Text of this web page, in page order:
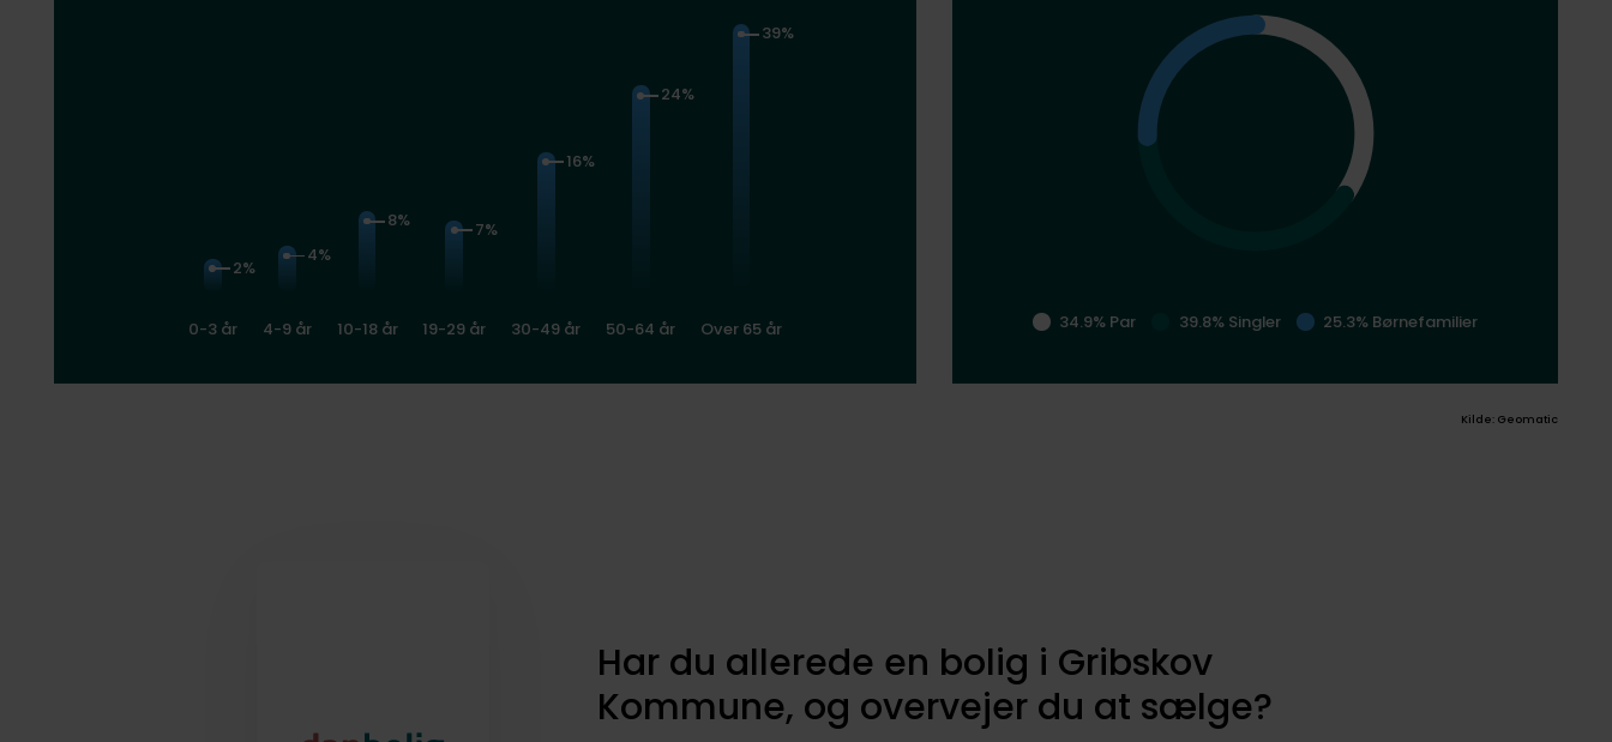
2%
0-3 år
4%
4-9 år
8%
10-18 år
7%
19-29 år
16%
30-49 år
24%
50-64 år
39%
Over 65 år 34.9% Par 39.8% Singler 25.3% Børnefamilier
Kilde: Geomatic
Har du allerede en bolig i Gribskov
Kommune, og overvejer du at sælge?